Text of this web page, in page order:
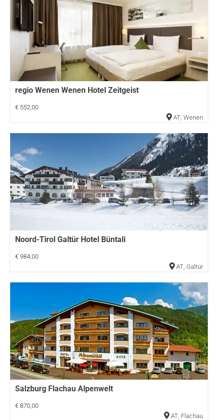
regio Wenen Wenen Hotel Zeitgeist
€ 552,00
AT, Wenen
Noord-Tirol Galtür Hotel Büntali
€ 984,00
AT, Galtür
Salzburg Flachau Alpenwelt
€ 870,00
AT, Flachau